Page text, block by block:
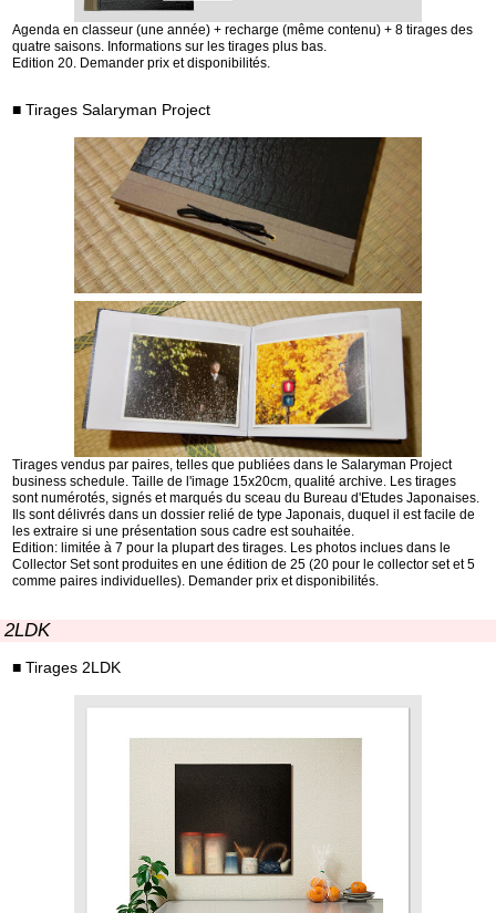
Agenda en classeur (une année) + recharge (même contenu) + 8 tirages des
quatre saisons. Informations sur les tirages plus bas.
Edition 20. Demander prix et disponibilités.
■ Tirages Salaryman Project
Tirages vendus par paires, telles que publiées dans le Salaryman Project
business schedule. Taille de l'image 15x20cm, qualité archive. Les tirages
sont numérotés, signés et marqués du sceau du Bureau d'Etudes Japonaises.
Ils sont délivrés dans un dossier relié de type Japonais, duquel il est facile de
les extraire si une présentation sous cadre est souhaitée.
Edition: limitée à 7 pour la plupart des tirages. Les photos inclues dans le
Collector Set sont produites en une édition de 25 (20 pour le collector set et 5
comme paires individuelles). Demander prix et disponibilités.
2LDK
■ Tirages 2LDK